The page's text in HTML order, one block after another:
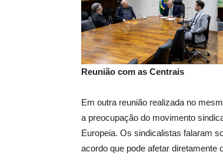
Reunião com as Centrais
Em outra reunião realizada no
a preocupação do movimento
Europeia. Os sindicalistas falaram
acordo que pode afetar diretamente